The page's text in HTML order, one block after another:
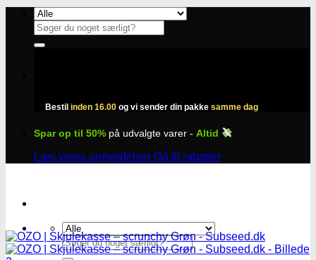
Fortsæt
indhold
Søg
efter:
Bestil inden 16.00 og vi sender din pakke samme dag
Spar op til 50% på udvalgte varer - Altid
Læs vores anmeldelser Gå til rabatter
Søg
efter: